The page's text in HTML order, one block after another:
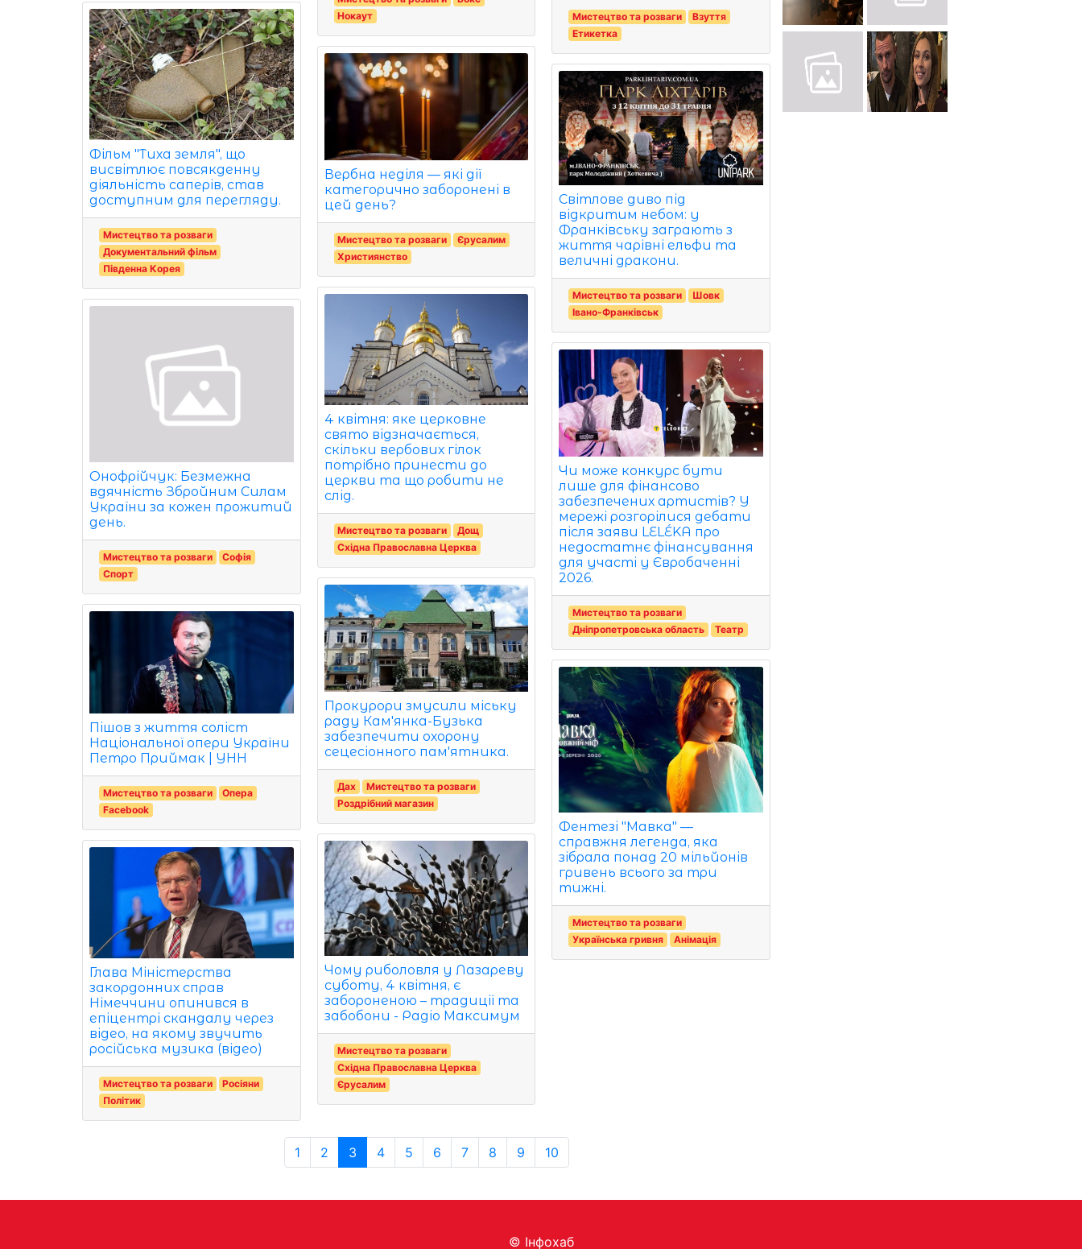
Фільм "Тиха земля", що
висвітлює повсякденну
діяльність саперів, став
доступним для перегляду.
Мистецтво та розваги
Документальний фільм
Південна Корея
Онофрійчук: Безмежна
вдячність Збройним Силам
України за кожен прожитий
день.
Мистецтво та розваги
Софія
Спорт
Пішов з життя соліст
Національної опери України
Петро Приймак | УНН
Мистецтво та розваги
Опера
Facebook
Глава Міністерства
закордонних справ
Німеччини опинився в
епіцентрі скандалу через
відео, на якому звучить
російська музика (відео)
Мистецтво та розваги
Росіяни
Політик
Нокаут
Вербна неділя — які дії
категорично заборонені в
цей день?
Мистецтво та розваги
Єрусалим
Християнство
4 квітня: яке церковне
свято відзначається,
скільки вербових гілок
потрібно принести до
церкви та що робити не
слід.
Мистецтво та розваги
Дощ
Східна Православна Церква
Прокурори змусили міську
раду Кам'янка-Бузька
забезпечити охорону
сецесіонного пам'ятника.
Дах
Мистецтво та розваги
Роздрібний магазин
Чому риболовля у Лазареву
суботу, 4 квітня, є
забороненою – традиції та
забобони - Радіо Максимум
Мистецтво та розваги
Східна Православна Церква
Єрусалим
Мистецтво та розваги
Взуття
Етикетка
Світлове диво під
відкритим небом: у
Франківську заграють з
життя чарівні ельфи та
величні дракони.
Мистецтво та розваги
Шовк
Івано-Франківськ
Чи може конкурс бути
лише для фінансово
забезпечених артистів? У
мережі розгорілися дебати
після заяви LELÉKA про
недостатнє фінансування
для участі у Євробаченні
2026.
Мистецтво та розваги
Дніпропетровська область
Театр
Фентезі "Мавка" —
справжня легенда, яка
зібрала понад 20 мільйонів
гривень всього за три
тижні.
Мистецтво та розваги
Українська гривня
Анімація
1 2 3 4 5 6 7 8 9 10
© Інфохаб